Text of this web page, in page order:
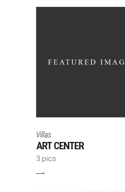
Villas
ART CENTER
3 pics